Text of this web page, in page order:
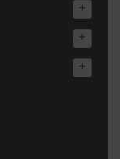
+
+
+